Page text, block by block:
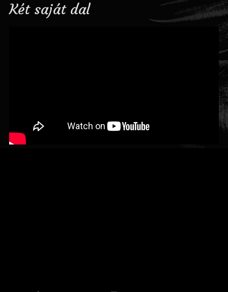
Két saját dal